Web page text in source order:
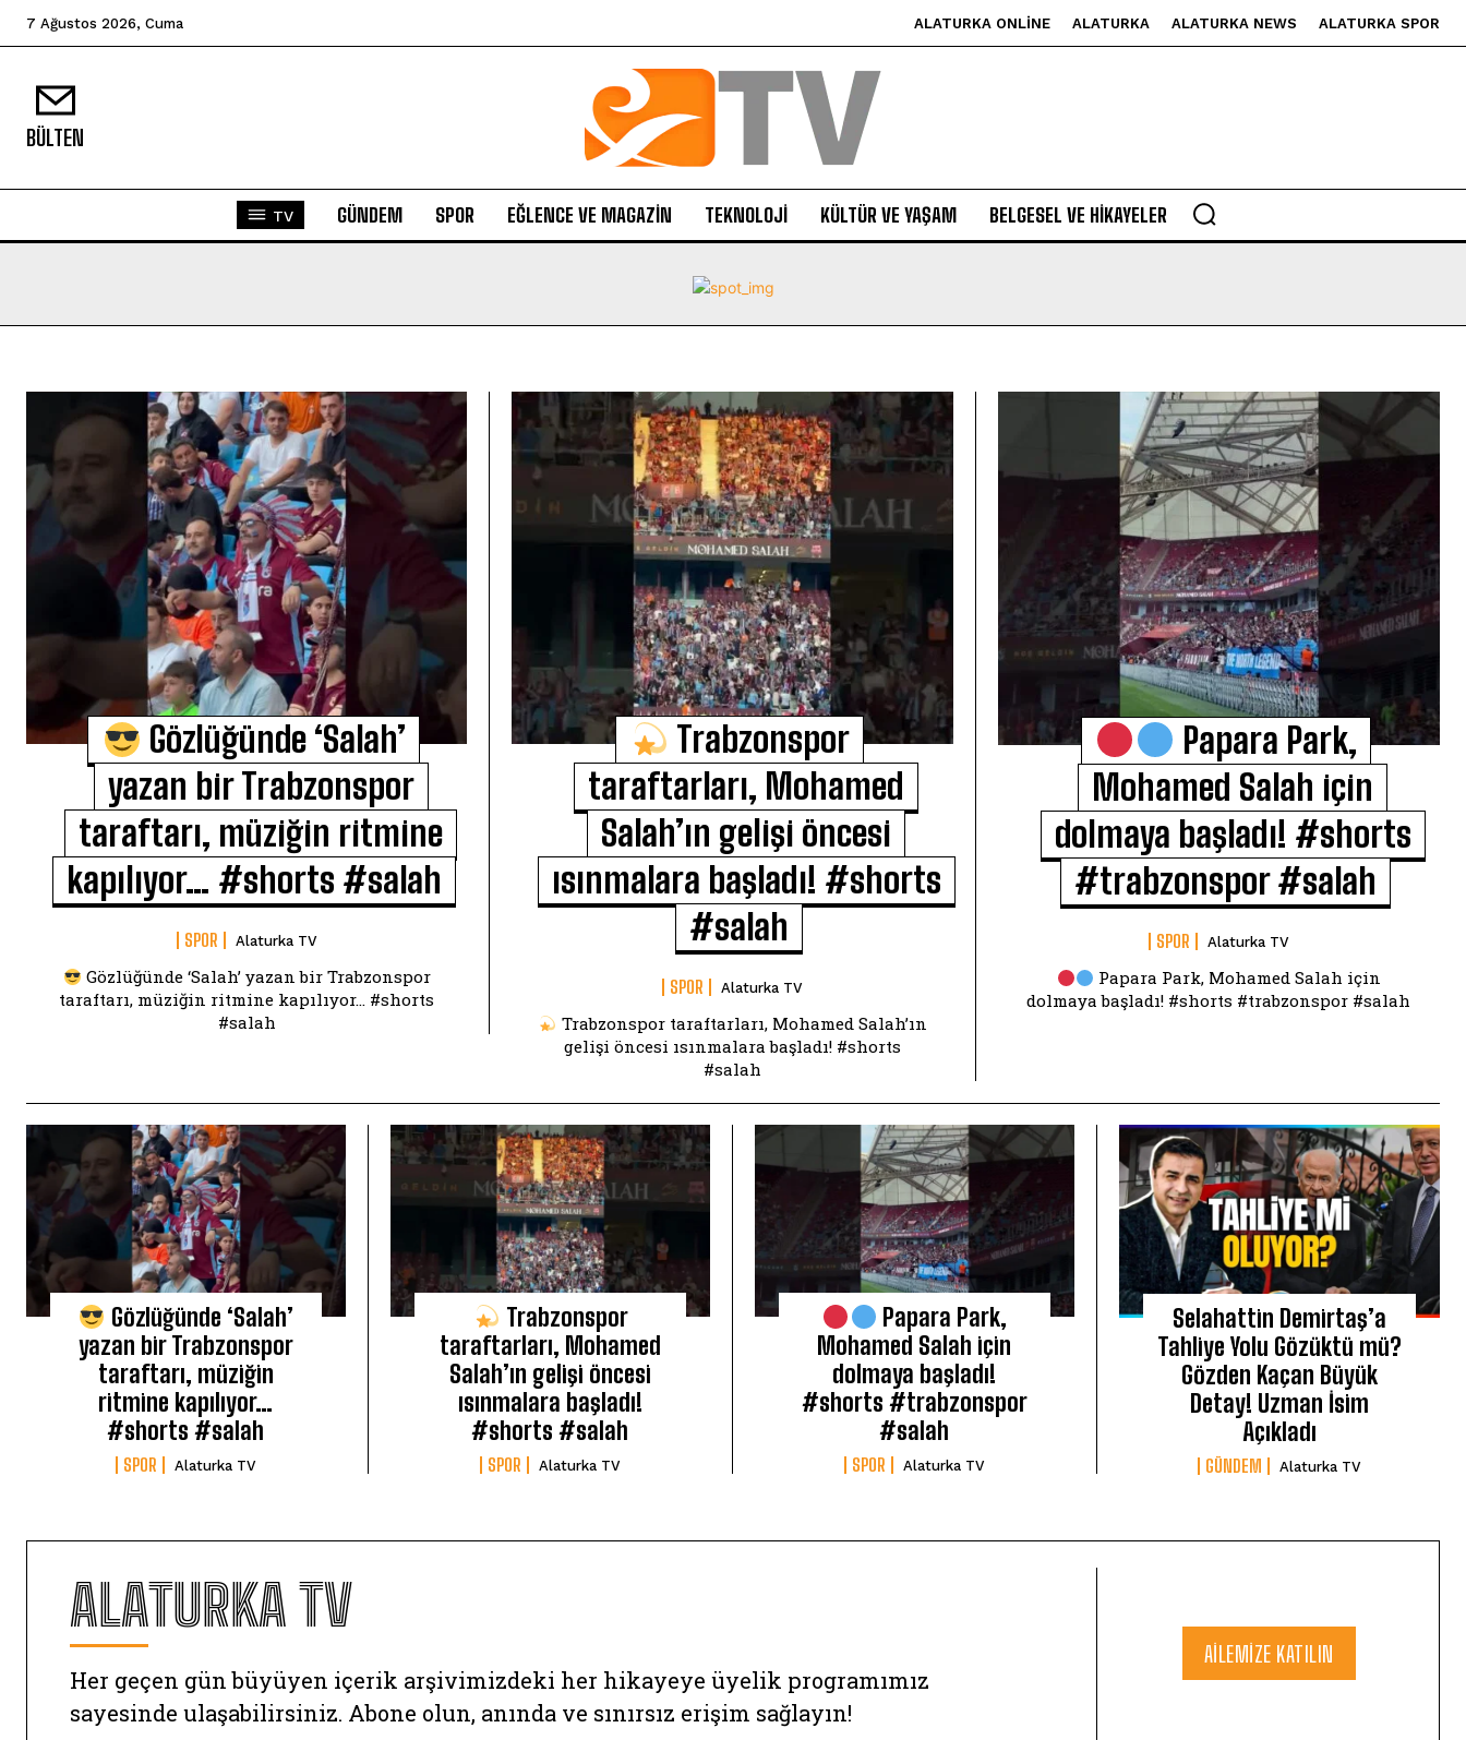
7 Ağustos 2026, Cuma ALATURKA ONLINE ALATURKA ALATURKA NEWS ALATURKA SPOR
BÜLTEN
TV GÜNDEM SPOR EĞLENCE VE MAGAZIN TEKNOLOJI KÜLTÜR VE YAŞAM BELGESEL VE HIKAYELER
Gözlüğünde ‘Salah’
yazan bir Trabzonspor
taraftarı, müziğin ritmine
kapılıyor… #shorts #salah
SPOR Alaturka TV
Gözlüğünde ‘Salah’ yazan bir Trabzonspor
taraftarı, müziğin ritmine kapılıyor… #shorts
#salah
Trabzonspor
taraftarları, Mohamed
Salah’ın gelişi öncesi
ısınmalara başladı! #shorts
#salah
SPOR Alaturka TV
Trabzonspor taraftarları, Mohamed Salah’ın
gelişi öncesi ısınmalara başladı! #shorts
#salah
Papara Park,
Mohamed Salah için
dolmaya başladı! #shorts
#trabzonspor #salah
SPOR Alaturka TV
Papara Park, Mohamed Salah için
dolmaya başladı! #shorts #trabzonspor #salah
Gözlüğünde ‘Salah’
yazan bir Trabzonspor
taraftarı, müziğin
ritmine kapılıyor…
#shorts #salah
SPOR Alaturka TV
Trabzonspor
taraftarları, Mohamed
Salah’ın gelişi öncesi
ısınmalara başladı!
#shorts #salah
SPOR Alaturka TV
Papara Park,
Mohamed Salah için
dolmaya başladı!
#shorts #trabzonspor
#salah
SPOR Alaturka TV
Selahattin Demirtaş’a
Tahliye Yolu Gözüktü mü?
Gözden Kaçan Büyük
Detay! Uzman İsim
Açıkladı
GÜNDEM Alaturka TV
ALATURKA TV
Her geçen gün büyüyen içerik arşivimizdeki her hikayeye üyelik programımız
sayesinde ulaşabilirsiniz. Abone olun, anında ve sınırsız erişim sağlayın!
AILEMIZE KATILIN